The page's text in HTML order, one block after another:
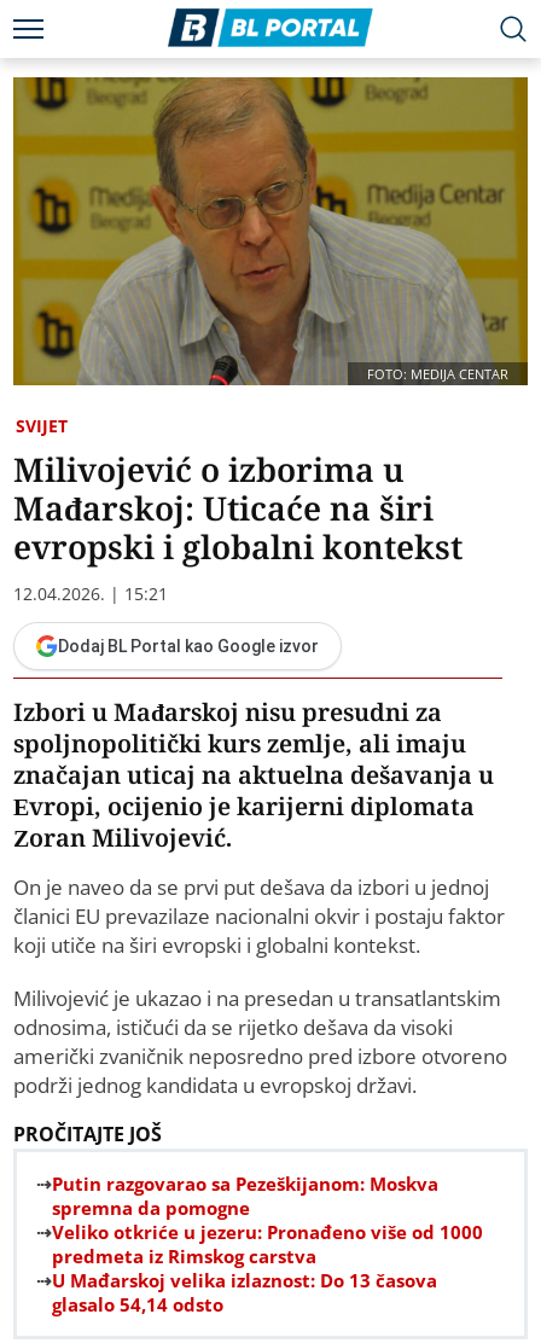
FOTO: MEDIJA CENTAR
SVIJET
Milivojević o izborima u
Mađarskoj: Uticaće na širi
evropski i globalni kontekst
12.04.2026. | 15:21
Dodaj BL Portal kao Google izvor
Izbori u Mađarskoj nisu presudni za
spoljnopolitički kurs zemlje, ali imaju
značajan uticaj na aktuelna dešavanja u
Evropi, ocijenio je karijerni diplomata
Zoran Milivojević.
On je naveo da se prvi put dešava da izbori u jednoj
članici EU prevazilaze nacionalni okvir i postaju faktor
koji utiče na širi evropski i globalni kontekst.
Milivojević je ukazao i na presedan u transatlantskim
odnosima, ističući da se rijetko dešava da visoki
američki zvaničnik neposredno pred izbore otvoreno
podrži jednog kandidata u evropskoj državi.
PROČITAJTE JOŠ
Putin razgovarao sa Pezeškijanom: Moskva
spremna da pomogne
Veliko otkriće u jezeru: Pronađeno više od 1000
predmeta iz Rimskog carstva
U Mađarskoj velika izlaznost: Do 13 časova
glasalo 54,14 odsto